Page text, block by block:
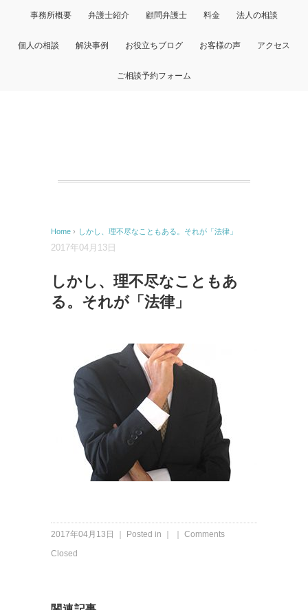
事務所概要 弁護士紹介 顧問弁護士 料金 法人の相談
個人の相談 解決事例 お役立ちブログ お客様の声 アクセス
ご相談予約フォーム
Home › しかし、理不尽なこともある。それが「法律」
2017年04月13日
しかし、理不尽なこともあ
る。それが「法律」
2017年04月13日 ｜ Posted in ｜ ｜ Comments
Closed